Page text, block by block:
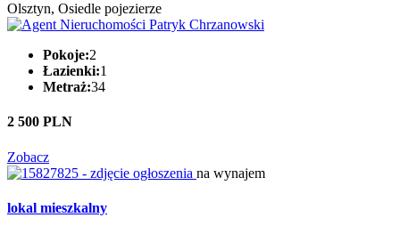
Olsztyn, Osiedle pojezierze
Pokoje:2
Łazienki:1
Metraż:34
2 500 PLN
Zobacz
na wynajem
lokal mieszkalny